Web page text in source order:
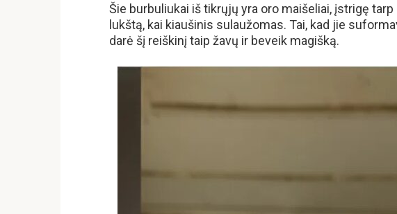
Šie burbuliukai iš tikrųjų yra oro maišeliai, įstrigę
lukštą, kai kiaušinis sulaužomas. Tai, kad jie
darė šį reiškinį taip žavų ir beveik magišką.